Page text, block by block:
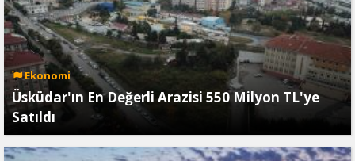
Ekonomi
Üsküdar'ın En Değerli Arazisi 550 Milyon TL'ye
Satıldı